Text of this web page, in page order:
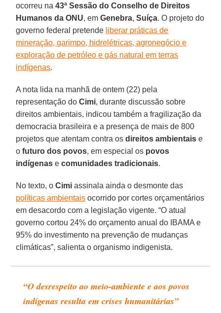
ocorreu na43ª Sessão do Conselho de Direitos
Humanos da ONU, emGenebra,Suíça. O projeto do
governo federal pretende liberar práticas de
mineração, garimpo, hidrelétricas, agronegócio e
exploração de petróleo e gás natural em terras
indígenas.
A nota lida na manhã de ontem (22) pela
representação doCimi, durante discussão sobre
direitos ambientais, indicou também a fragilização da
democracia brasileira e a presença de mais de 800
projetos que atentam contra osdireitos ambientais e
ofuturo dos povos, em especial os povos
indígenase comunidades tradicionais.
No texto, oCimi assinala ainda o desmonte das
políticas ambientais ocorrido por cortes orçamentários
em desacordo com a legislação vigente. “O atual
governo cortou 24% do orçamento anual do IBAMA e
95% do investimento na prevenção de mudanças
climáticas”, salienta o organismo indigenista.
“O desrespeito ao meio-ambiente e aos povos
indígenas resulta em crises humanitárias”